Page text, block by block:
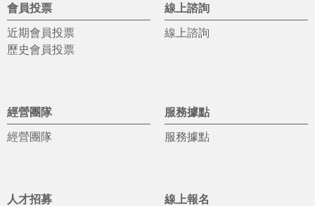
會員投票
近期會員投票
歷史會員投票
線上諮詢
線上諮詢
經營團隊
經營團隊
服務據點
服務據點
人才招募
線上報名